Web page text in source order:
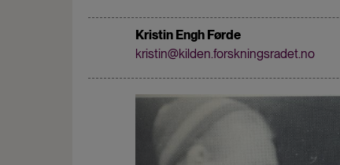
Kristin Engh Førde
kristin@kilden.forskningsradet.no